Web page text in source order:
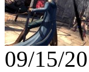
09/15/